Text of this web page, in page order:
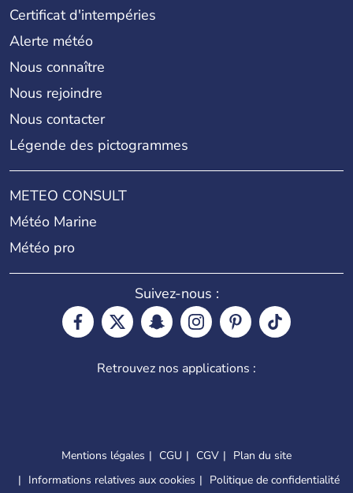
Certificat d'intempéries
Alerte météo
Nous connaître
Nous rejoindre
Nous contacter
Légende des pictogrammes
METEO CONSULT
Météo Marine
Météo pro
Suivez-nous :
Retrouvez nos applications :
Mentions légales CGU CGV
Plan du site
Informations relatives aux cookies
Politique de confidentialité